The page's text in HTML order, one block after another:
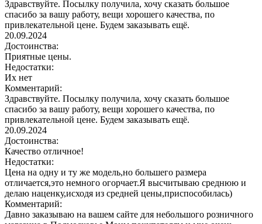
Здравствуйте. Посылку получила, хочу сказать большое
спасибо за вашу работу, вещи хорошего качества, по
привлекательной цене. Будем заказывать ещё.
20.09.2024
Достоинства:
Приятные цены.
Недостатки:
Их нет
Комментарий:
Здравствуйте. Посылку получила, хочу сказать большое
спасибо за вашу работу, вещи хорошего качества, по
привлекательной цене. Будем заказывать ещё.
20.09.2024
Достоинства:
Качество отличное!
Недостатки:
Цена на одну и ту же модель,но большего размера
отличается,это немного огорчает.Я высчитываю среднюю и
делаю наценку,исходя из средней цены,приспособилась)
Комментарий:
Давно заказываю на вашем сайте для небольшого розничного